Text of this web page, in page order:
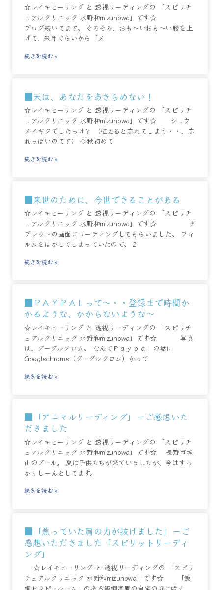
☆レイキヒーリング と 透視リーディングの 「スピリチ
ュアルクリニック 水野和mizunowa」です☆
ブログ続いてます。 そろそろ、おも～いおも～い腰を上
げて、来年ぐらいから「メ
続きを読む »
■天は、あなたをあきらめない！
☆レイキヒーリング と 透視リーディングの 「スピリチ
ュアルクリニック 水野和mizunowa」です☆ シュウ
メイギクでしたっけ？ （植えると忘れてしまう・・、忘
れっぽいのです） 今秋初めて
続きを読む »
■来世のために、今世できることがある
☆レイキヒーリング と 透視リーディングの 「スピリチ
ュアルクリニック 水野和mizunowa」です☆ タ
ブレットの画面にコーティングしてもらいました。 フィ
ルムをはがしてしまっていたので。 2
続きを読む »
■ＰＡＹＰＡＬって～・・登録まで時間か
かるような、かからないような～
☆レイキヒーリング と 透視リーディングの 「スピリチ
ュアルクリニック 水野和mizunowa」です☆ 写真
は、グーグルクロム。 なんでＰａｙｐａｌの話に
Googlechrome（グーグルクロム）かって
続きを読む »
■「アニマルリーディング」ーご感想いた
だきました
☆レイキヒーリング と 透視リーディングの 「スピリチ
ュアルクリニック 水野和mizunowa」です☆ 長野市城
山のプール。 夏は子供たちが来ていましたが、今はすっ
かりしーんとしてます。
続きを読む »
■「焦っていた肩の力が抜けました」ーご
感想いただきました「スピリットリーディ
ング」
☆レイキヒーリング と 透視リーディングの 「スピリ
チュアルクリニック 水野和mizunowa」です☆ 「飯
綱セラピールーム」のある飯綱高原の自宅の庭に咲く、